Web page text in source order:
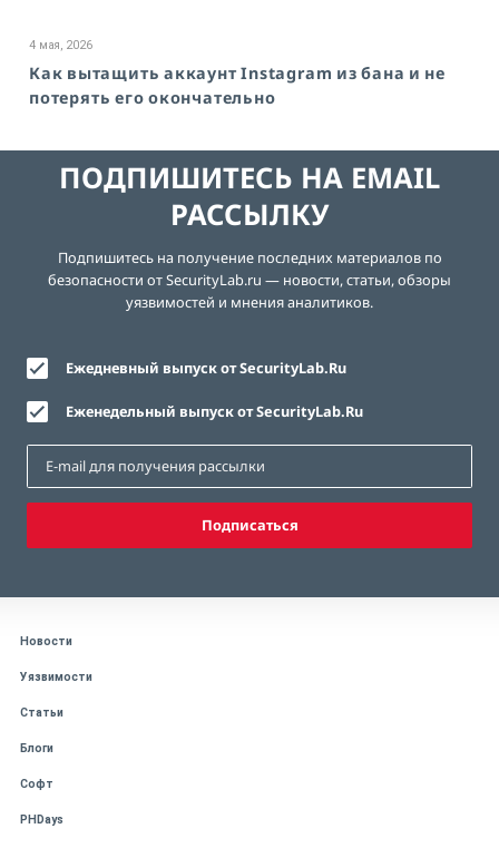
4 мая, 2026
Как вытащить аккаунт Instagram из бана и не
потерять его окончательно
ПОДПИШИТЕСЬ НА EMAIL
РАССЫЛКУ
Подпишитесь на получение последних материалов по
безопасности от SecurityLab.ru — новости, статьи, обзоры
уязвимостей и мнения аналитиков.
Ежедневный выпуск от SecurityLab.Ru
Еженедельный выпуск от SecurityLab.Ru
Подписаться
Новости
Уязвимости
Статьи
Блоги
Софт
PHDays